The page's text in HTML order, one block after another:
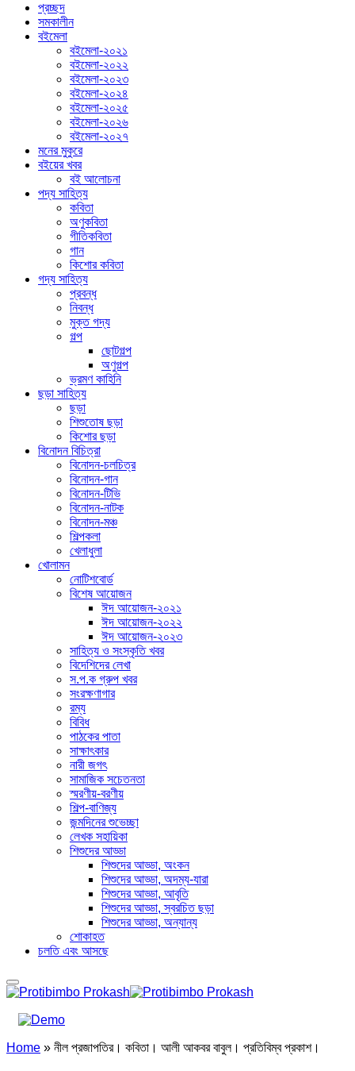
প্রচ্ছদ
সমকালীন
বইমেলা
বইমেলা-২০২১
বইমেলা-২০২২
বইমেলা-২০২৩
বইমেলা-২০২৪
বইমেলা-২০২৫
বইমেলা-২০২৬
বইমেলা-২০২৭
মনের মুকুরে
বইয়ের খবর
বই আলোচনা
পদ্য সাহিত্য
কবিতা
অণুকবিতা
গীতিকবিতা
গান
কিশোর কবিতা
গদ্য সাহিত্য
প্রবন্ধ
নিবন্ধ
মুক্ত গদ্য
গল্প
ছোটগল্প
অণুগল্প
ভ্রমণ কাহিনি
ছড়া সাহিত্য
ছড়া
শিশুতোষ ছড়া
কিশোর ছড়া
বিনোদন বিচিত্রা
বিনোদন-চলচিত্র
বিনোদন-গান
বিনোদন-টিভি
বিনোদন-নাটক
বিনোদন-মঞ্চ
শিল্পকলা
খেলাধুলা
খোলামন
নোটিশবোর্ড
বিশেষ আয়োজন
ঈদ আয়োজন-২০২১
ঈদ আয়োজন-২০২২
ঈদ আয়োজন-২০২৩
সাহিত্য ও সংস্কৃতি খবর
বিদেশিদের লেখা
স.প.ক গ্রুপ খবর
সংরক্ষণাগার
রম্য
বিবিধ
পাঠকের পাতা
সাক্ষাৎকার
নারী জগৎ
সামাজিক সচেতনতা
স্মরণীয়-বরণীয়
শিল্প-বাণিজ্য
জন্মদিনের শুভেচ্ছা
লেখক সহায়িকা
শিশুদের আড্ডা
শিশুদের আড্ডা, অংকন
শিশুদের আড্ডা, অদম্য-যারা
শিশুদের আড্ডা, আবৃতি
শিশুদের আড্ডা, স্বরচিত ছড়া
শিশুদের আড্ডা, অন্যান্য
শোকাহত
চলতি এবং আসছে
Home » নীল প্রজাপতির। কবিতা। আলী আকবর বাবুল। প্রতিবিম্ব প্রকাশ।